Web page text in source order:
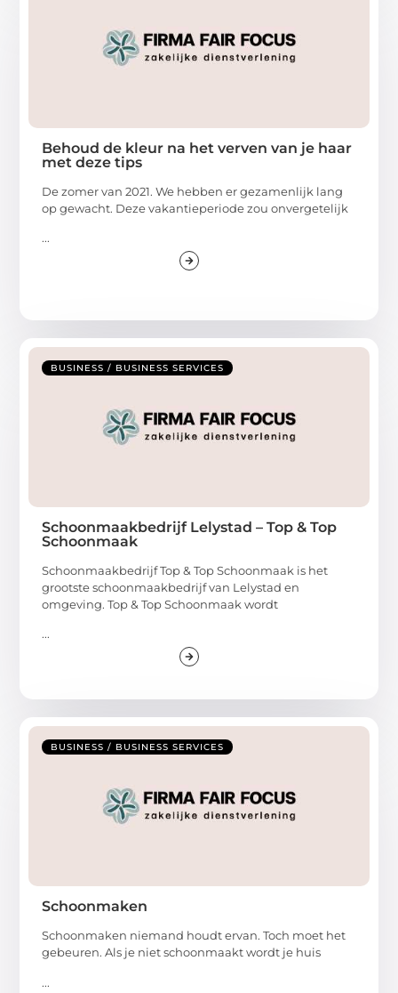
Behoud de kleur na het verven van je haar
met deze tips
De zomer van 2021. We hebben er gezamenlijk lang
op gewacht. Deze vakantieperiode zou onvergetelijk
...
BUSINESS / BUSINESS SERVICES
Schoonmaakbedrijf Lelystad – Top & Top
Schoonmaak
Schoonmaakbedrijf Top & Top Schoonmaak is het
grootste schoonmaakbedrijf van Lelystad en
omgeving. Top & Top Schoonmaak wordt
...
BUSINESS / BUSINESS SERVICES
Schoonmaken
Schoonmaken niemand houdt ervan. Toch moet het
gebeuren. Als je niet schoonmaakt wordt je huis
...